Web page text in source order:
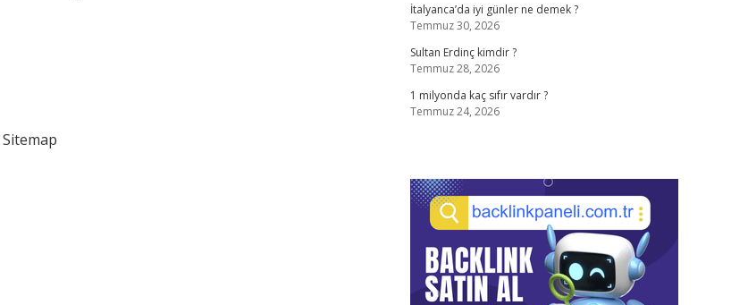
Sitemap
İtalyanca’da iyi günler ne demek ?
Temmuz 30, 2026
Sultan Erdinç kimdir ?
Temmuz 28, 2026
1 milyonda kaç sıfır vardır ?
Temmuz 24, 2026